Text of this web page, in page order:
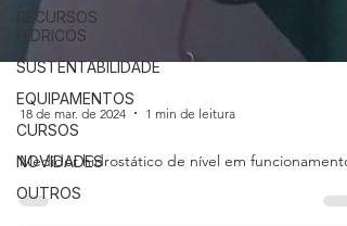
RECURSOS
HÍDRICOS
SUSTENTABILIDADE
EQUIPAMENTOS
CURSOS
NOVIDADES
OUTROS
18 de mar. de 2024 1 min de leitura
Medidor hidrostático de nível em funcionamento